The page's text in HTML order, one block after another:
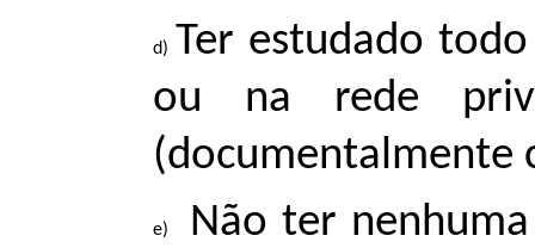
Ter estudado
ou na rede
(documentalmente
Não ter